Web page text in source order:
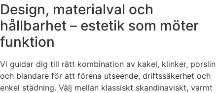
Design, materialval och
hållbarhet – estetik som möter
funktion
Vi guidar dig till rätt kombination av kakel, klinker, porslin
och blandare för att förena utseende, driftssäkerhet och
enkel städning. Välj mellan klassiskt skandinaviskt, varmt